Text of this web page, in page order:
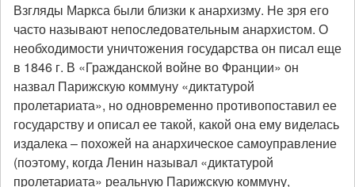
Взгляды Маркса были близки к анархизму. Не зря его
часто называют непоследовательным анархистом. О
необходимости уничтожения государства он писал еще
в 1846 г. В «Гражданской войне во Франции» он
назвал Парижскую коммуну «диктатурой
пролетариата», но одновременно противопоставил ее
государству и описал ее такой, какой она ему виделась
издалека – похожей на анархическое самоуправление
(поэтому, когда Ленин называл «диктатурой
пролетариата» реальную Парижскую коммуну,